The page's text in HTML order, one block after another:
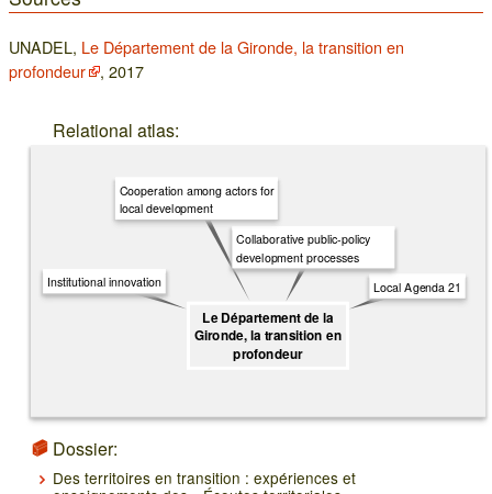
UNADEL, Le Département de la Gironde, la transition en
profondeur
, 2017
Relational atlas:
Le Département de la
Gironde, la transition en
profondeur
Local Agenda 21
Collaborative public-policy
development processes
Cooperation among actors for
local development
Institutional innovation
Dossier:
Des territoires en transition : expériences et